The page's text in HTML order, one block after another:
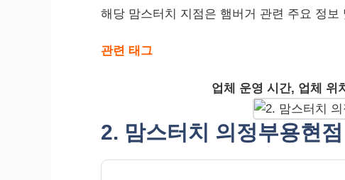
해당 맘스터치 지점은 햄버거 관련 주요 정보
관련 태그
업체 운영 시간, 업체 위
2. 맘스터치 의정부용현